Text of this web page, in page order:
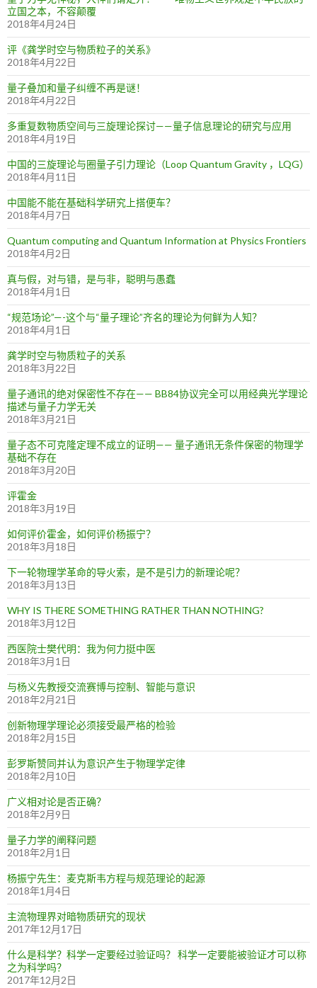
立国之本，不容颠覆
2018年4月24日
评《龚学时空与物质粒子的关系》
2018年4月22日
量子叠加和量子纠缠不再是谜！
2018年4月22日
多重复数物质空间与三旋理论探讨——量子信息理论的研究与应用
2018年4月19日
中国的三旋理论与圈量子引力理论（Loop Quantum Gravity ，LQG）
2018年4月11日
中国能不能在基础科学研究上搭便车？
2018年4月7日
Quantum computing and Quantum Information at Physics Frontiers
2018年4月2日
真与假，对与错，是与非，聪明与愚蠢
2018年4月1日
“规范场论”—-这个与“量子理论”齐名的理论为何鲜为人知？
2018年4月1日
龚学时空与物质粒子的关系
2018年3月22日
量子通讯的绝对保密性不存在—— BB84协议完全可以用经典光学理论
描述与量子力学无关
2018年3月21日
量子态不可克隆定理不成立的证明—— 量子通讯无条件保密的物理学
基础不存在
2018年3月20日
评霍金
2018年3月19日
如何评价霍金，如何评价杨振宁？
2018年3月18日
下一轮物理学革命的导火索，是不是引力的新理论呢？
2018年3月13日
WHY IS THERE SOMETHING RATHER THAN NOTHING?
2018年3月12日
西医院士樊代明：我为何力挺中医
2018年3月1日
与杨义先教授交流赛博与控制、智能与意识
2018年2月21日
创新物理学理论必须接受最严格的检验
2018年2月15日
彭罗斯赞同并认为意识产生于物理学定律
2018年2月10日
广义相对论是否正确？
2018年2月9日
量子力学的阐释问题
2018年2月1日
杨振宁先生：麦克斯韦方程与规范理论的起源
2018年1月4日
主流物理界对暗物质研究的现状
2017年12月17日
什么是科学？科学一定要经过验证吗？ 科学一定要能被验证才可以称
之为科学吗？
2017年12月2日